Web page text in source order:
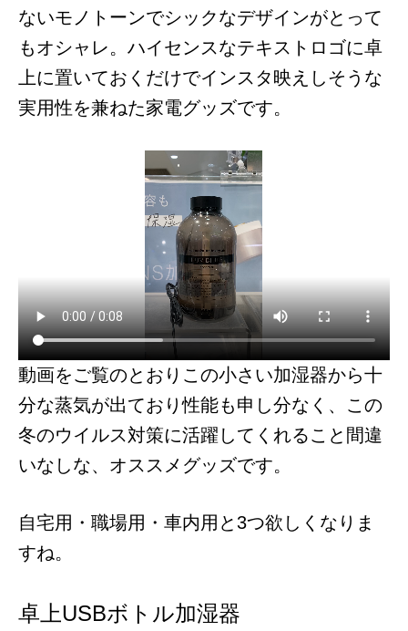
ないモノトーンでシックなデザインがとって
もオシャレ。ハイセンスなテキストロゴに卓
上に置いておくだけでインスタ映えしそうな
実用性を兼ねた家電グッズです。
動画をご覧のとおりこの小さい加湿器から十
分な蒸気が出ており性能も申し分なく、この
冬のウイルス対策に活躍してくれること間違
いなしな、オススメグッズです。
自宅用・職場用・車内用と3つ欲しくなりま
すね。
卓上USBボトル加湿器